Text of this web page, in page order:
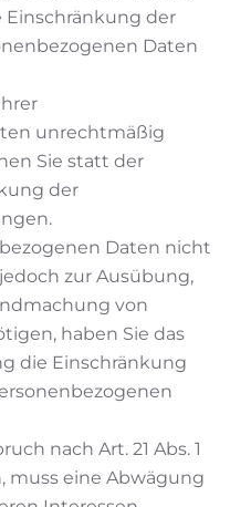
Einschränkung der
Daten
unrechtmäßig
Sie statt der
der
Daten nicht
zur Ausübung,
von
haben Sie das
die Einschränkung
nach Art. 21 Abs. 1
muss eine Abwägung